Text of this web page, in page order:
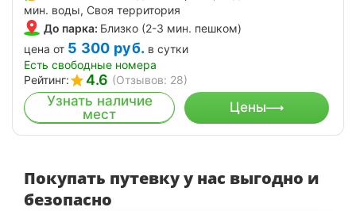
мин. воды, Своя территория
До парка: Близко (2-3 мин. пешком)
цена от 5 300 руб. в сутки
Есть свободные номера
Рейтинг:
4.6 (Отзывов: 28)
Узнать наличие
мест
Цены
Покупать путевку у нас выгодно и
безопасно